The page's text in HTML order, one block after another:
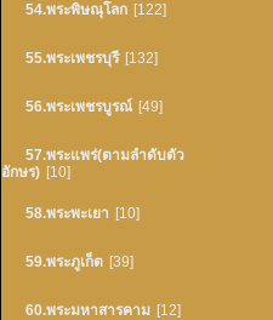
54.พระพิษณุโลก [122]
55.พระเพชรบุรี [132]
56.พระเพชรบูรณ์ [49]
57.พระแพร่(ตามลำดับตัว
อักษร) [10]
58.พระพะเยา [10]
59.พระภูเก็ต [39]
60.พระมหาสารคาม [12]